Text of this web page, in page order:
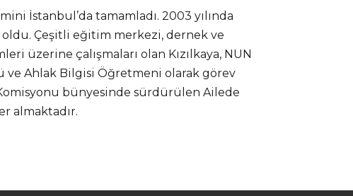
İstanbul’da tamamladı. 2003 yılında
Çeşitli eğitim merkezi, dernek ve
üzerine çalışmaları olan Kızılkaya, NUN
ve Ahlak Bilgisi Öğretmeni olarak görev
bünyesinde sürdürülen Ailede
almaktadır.